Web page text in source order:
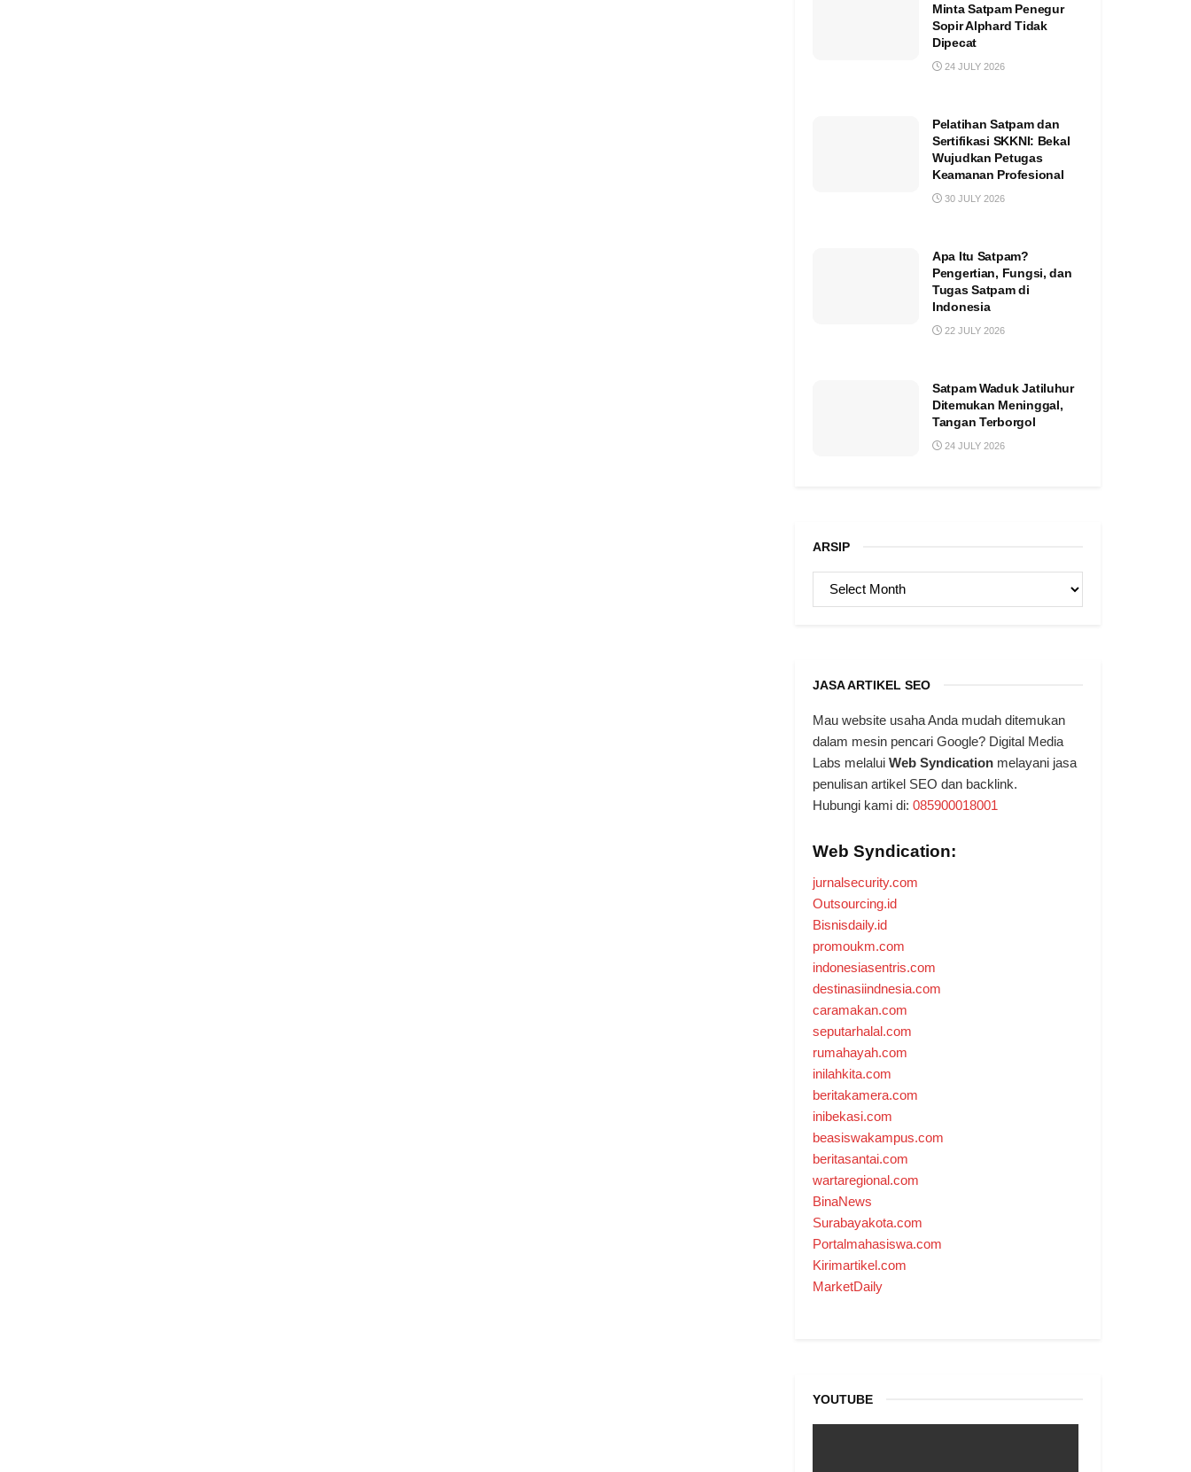
Minta Satpam Penegur
Sopir Alphard Tidak
Dipecat
24 JULY 2026
Pelatihan Satpam dan
Sertifikasi SKKNI: Bekal
Wujudkan Petugas
Keamanan Profesional
30 JULY 2026
Apa Itu Satpam?
Pengertian, Fungsi, dan
Tugas Satpam di
Indonesia
22 JULY 2026
Satpam Waduk Jatiluhur
Ditemukan Meninggal,
Tangan Terborgol
24 JULY 2026
ARSIP
ARSIP
JASA ARTIKEL SEO
Mau website usaha Anda mudah ditemukan
dalam mesin pencari Google? Digital Media
Labs melalui Web Syndication melayani jasa
penulisan artikel SEO dan backlink.
Hubungi kami di: 085900018001
Web Syndication:
jurnalsecurity.com
Outsourcing.id
Bisnisdaily.id
promoukm.com
indonesiasentris.com
destinasiindnesia.com
caramakan.com
seputarhalal.com
rumahayah.com
inilahkita.com
beritakamera.com
inibekasi.com
beasiswakampus.com
beritasantai.com
wartaregional.com
BinaNews
Surabayakota.com
Portalmahasiswa.com
Kirimartikel.com
MarketDaily
YOUTUBE